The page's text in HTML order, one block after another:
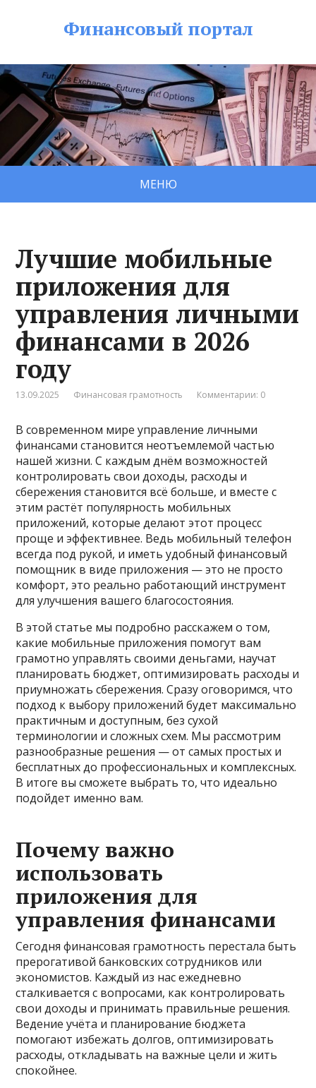
Финансовый портал
МЕНЮ
Лучшие мобильные
приложения для
управления личными
финансами в 2026
году
13.09.2025 Финансовая грамотность Комментарии: 0
В современном мире управление личными
финансами становится неотъемлемой частью
нашей жизни. С каждым днём возможностей
контролировать свои доходы, расходы и
сбережения становится всё больше, и вместе с
этим растёт популярность мобильных
приложений, которые делают этот процесс
проще и эффективнее. Ведь мобильный телефон
всегда под рукой, и иметь удобный финансовый
помощник в виде приложения — это не просто
комфорт, это реально работающий инструмент
для улучшения вашего благосостояния.
В этой статье мы подробно расскажем о том,
какие мобильные приложения помогут вам
грамотно управлять своими деньгами, научат
планировать бюджет, оптимизировать расходы и
приумножать сбережения. Сразу оговоримся, что
подход к выбору приложений будет максимально
практичным и доступным, без сухой
терминологии и сложных схем. Мы рассмотрим
разнообразные решения — от самых простых и
бесплатных до профессиональных и комплексных.
В итоге вы сможете выбрать то, что идеально
подойдет именно вам.
Почему важно
использовать
приложения для
управления финансами
Сегодня финансовая грамотность перестала быть
прерогативой банковских сотрудников или
экономистов. Каждый из нас ежедневно
сталкивается с вопросами, как контролировать
свои доходы и принимать правильные решения.
Ведение учёта и планирование бюджета
помогают избежать долгов, оптимизировать
расходы, откладывать на важные цели и жить
спокойнее.